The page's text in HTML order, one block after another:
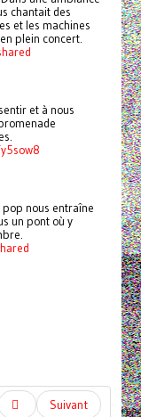
chantait des
et les machines
plein concert.
et à nous
nous entraîne
un pont où y
Suivant